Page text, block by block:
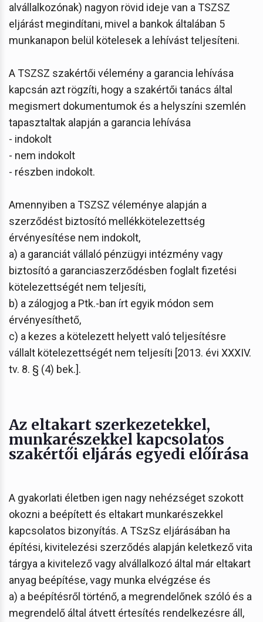
alvállalkozónak) nagyon rövid ideje van a TSZSZ
eljárást megindítani, mivel a bankok általában 5
munkanapon belül kötelesek a lehívást teljesíteni.
A TSZSZ szakértői vélemény a garancia lehívása
kapcsán azt rögzíti, hogy a szakértői tanács által
megismert dokumentumok és a helyszíni szemlén
tapasztaltak alapján a garancia lehívása
- indokolt
- nem indokolt
- részben indokolt.
Amennyiben a TSZSZ véleménye alapján a
szerződést biztosító mellékkötelezettség
érvényesítése nem indokolt,
a) a garanciát vállaló pénzügyi intézmény vagy
biztosító a garanciaszerződésben foglalt fizetési
kötelezettségét nem teljesíti,
b) a zálogjog a Ptk.-ban írt egyik módon sem
érvényesíthető,
c) a kezes a kötelezett helyett való teljesítésre
vállalt kötelezettségét nem teljesíti [2013. évi XXXIV.
tv. 8. § (4) bek.].
Az eltakart szerkezetekkel,
munkarészekkel kapcsolatos
szakértői eljárás egyedi előírása
A gyakorlati életben igen nagy nehézséget szokott
okozni a beépített és eltakart munkarészekkel
kapcsolatos bizonyítás. A TSzSz eljárásában ha
építési, kivitelezési szerződés alapján keletkező vita
tárgya a kivitelező vagy alvállalkozó által már eltakart
anyag beépítése, vagy munka elvégzése és
a) a beépítésről történő, a megrendelőnek szóló és a
megrendelő által átvett értesítés rendelkezésre áll,